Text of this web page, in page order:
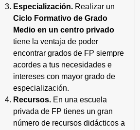
Especialización. Realizar un
Ciclo Formativo de Grado
Medio en un centro privado
tiene la ventaja de poder
encontrar grados de FP siempre
acordes a tus necesidades e
intereses con mayor grado de
especialización.
Recursos. En una escuela
privada de FP tienes un gran
número de recursos didácticos a